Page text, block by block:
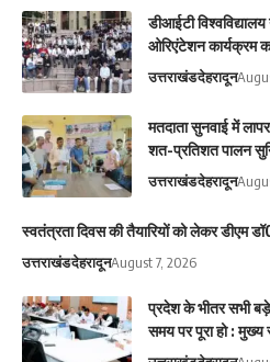
डीआईटी विश्वविद्यालय
ओरिएंटेशन कार्यक्रम
उत्तराखंडदेहरादून
मतदाता सुनवाई में
शत-प्रतिशत पालन
उत्तराखंडदेहरादून
स्वतंत्रता दिवस की तैयारियों को लेकर डीएम
उत्तराखंडदेहरादूनAugust 7, 2026
प्रदेश के भीतर सभी बड़े
समय पर पूरा हो : मुख्य